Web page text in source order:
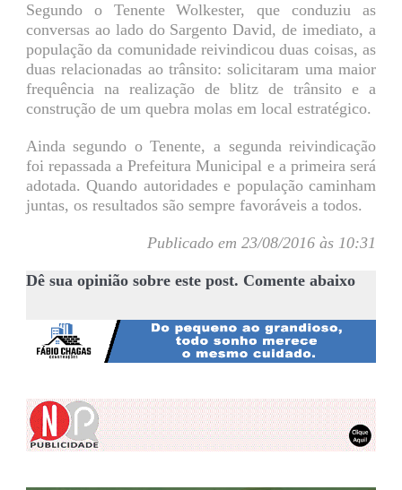
Segundo o Tenente Wolkester, que conduziu as
conversas ao lado do Sargento David, de imediato, a
população da comunidade reivindicou duas coisas, as
duas relacionadas ao trânsito: solicitaram uma maior
frequência na realização de blitz de trânsito e a
construção de um quebra molas em local estratégico.
Ainda segundo o Tenente, a segunda reivindicação
foi repassada a Prefeitura Municipal e a primeira será
adotada. Quando autoridades e população caminham
juntas, os resultados são sempre favoráveis a todos.
Publicado em 23/08/2016 às 10:31
Dê sua opinião sobre este post. Comente abaixo